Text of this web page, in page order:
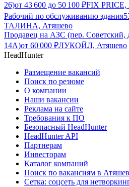
26)от 43 600 до 50 100 ₽FIX PRICE,
Рабочий по обслуживанию здания
ТАЛИНА, Атяшево
Продавец на АЗС (пер. Советский,
14А)от 60 000 ₽ЛУКОЙЛ, Атяшево
HeadHunter
Размещение вакансий
Поиск по резюме
О компании
Наши вакансии
Реклама на сайте
Требования к ПО
Безопасный HeadHunter
HeadHunter API
Партнерам
Инвесторам
Каталог компаний
Поиск по вакансиям в
Сетка: соцсеть для